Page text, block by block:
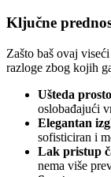
Ključne
Zašto baš ovaj
razloge zbog kojih
Ušteda
oslobađajući
Elegantan
sofisticiran i
Lak pristup
nema više